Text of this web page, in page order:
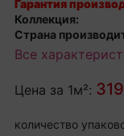
Гарантия
Коллекция:
Страна
Все
Цена за 1м²:
количество